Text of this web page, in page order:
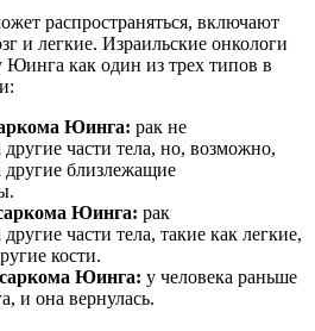
распространяться, включают
и легкие. Израильские онкологи
как один из трех типов в
Юинга: рак не
другие части тела, но, возможно,
другие близлежащие
Юинга: рак
части тела, такие как легкие,
кости.
Юинга: у человека раньше
и она вернулась.